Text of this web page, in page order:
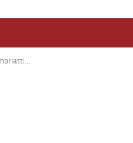
Umbriattiva Laureati: pubblicazione short list definitiva per tirocini extracurriculari presso gli uffici ricostruzione post sisma della Regione Umbria